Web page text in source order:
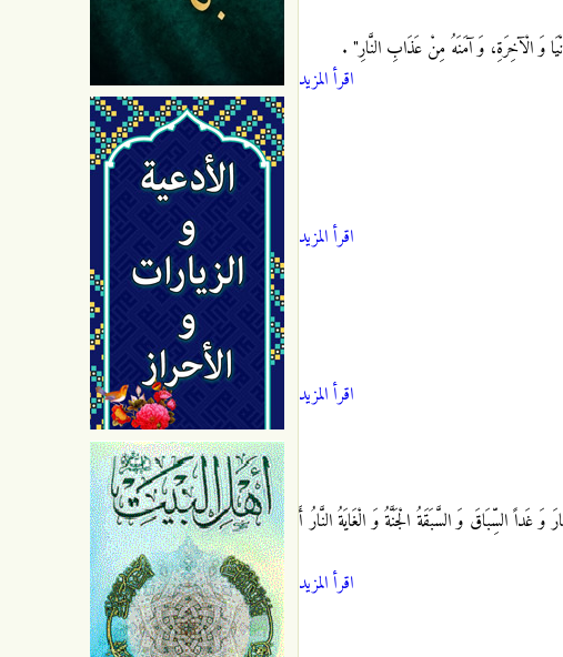
وَ الْآخِرَةِ، وَ آمَنَهُ مِنْ عَذَابِ النَّارِ‏" .
اقرأ المزيد
اقرأ المزيد
اقرأ المزيد
السِّبَاقَ وَ السَّبَقَةُ الْجَنَّةُ وَ الْغَايَةُ النَّارُ أَ
اقرأ المزيد